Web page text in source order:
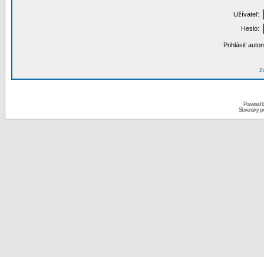
Užívateľ:
Heslo:
Prihlásiť
Powered
Slovenský